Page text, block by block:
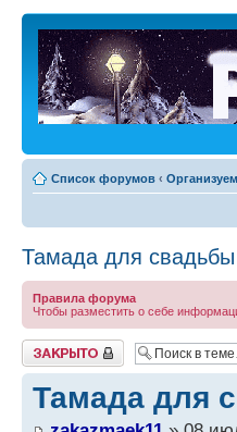
Список форумов ‹
Тамада для
Правила форума
Чтобы разместить о себе
Закрыто
Тамада для